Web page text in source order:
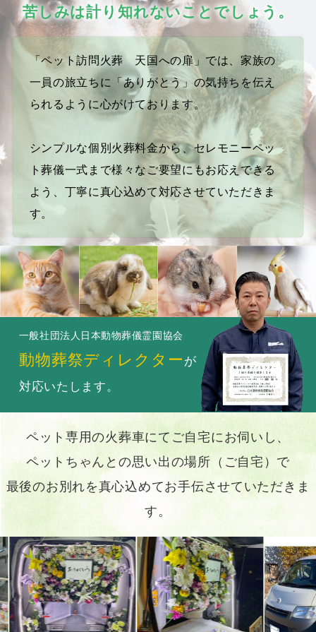
苦しみは計り知れないことでしょう。
「ペット訪問火葬 天国への扉」では、家族の
一員の旅立ちに「ありがとう」の気持ちを伝え
られるように心がけております。
シンプルな個別火葬料金から、セレモニーペッ
ト葬儀一式まで様々なご要望にもお応えできる
よう、丁寧に真心込めて対応させていただきま
す。
一般社団法人日本動物葬儀霊園協会
動物葬祭ディレクター が
対応いたします。
ペット専用の火葬車にてご自宅にお伺いし、
ペットちゃんとの思い出の場所（ご自宅）で
最後のお別れを真心込めてお手伝させていただきま
す。